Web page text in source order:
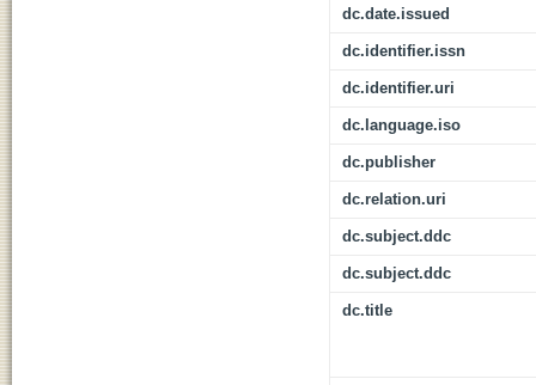
dc.date.issued
dc.identifier.issn
dc.identifier.uri
dc.language.iso
dc.publisher
dc.relation.uri
dc.subject.ddc
dc.subject.ddc
dc.title